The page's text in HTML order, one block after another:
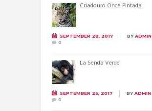
Criadouro Onca Pintada
SEPTEMBER 28, 2017 BYADMIN
0
La Senda Verde
SEPTEMBER 25, 2017 BYADMIN
0